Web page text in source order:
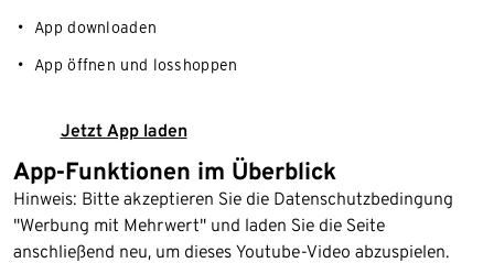
App downloaden
App öffnen und losshoppen
Jetzt App laden
App-Funktionen im Überblick
Hinweis: Bitte akzeptieren Sie die Datenschutzbedingung
"Werbung mit Mehrwert" und laden Sie die Seite
anschließend neu, um dieses Youtube-Video abzuspielen.